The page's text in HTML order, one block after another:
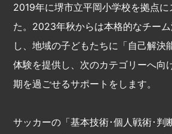
2019年に堺市立平岡小学校を拠点に
た。2023年秋からは本格的なチーム
し、地域の子どもたちに「自己解決
体験を提供し、次のカテゴリーへ向
期を過ごせるサポートをします。
サッカーの「基本技術･個人戦術･判